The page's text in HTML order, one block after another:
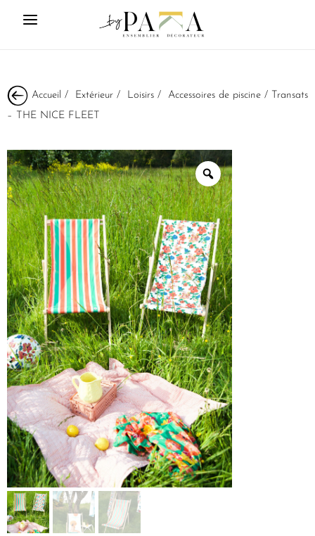
Accueil / Extérieur / Loisirs / Accessoires de piscine / Transats
– THE NICE FLEET